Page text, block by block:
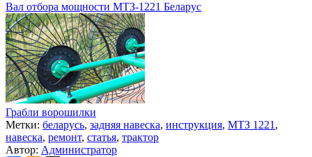
Вал отбора мощности МТЗ-1221 Беларус
Грабли ворошилки
Метки: беларусь, задняя навеска, инструкция, МТЗ 1221 ,
навеска, ремонт, статья, трактор
Автор: Администратор